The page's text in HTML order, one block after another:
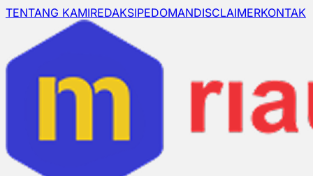
TENTANG KAMIREDAKSIPEDOMANDISCLAIMERKONTAK